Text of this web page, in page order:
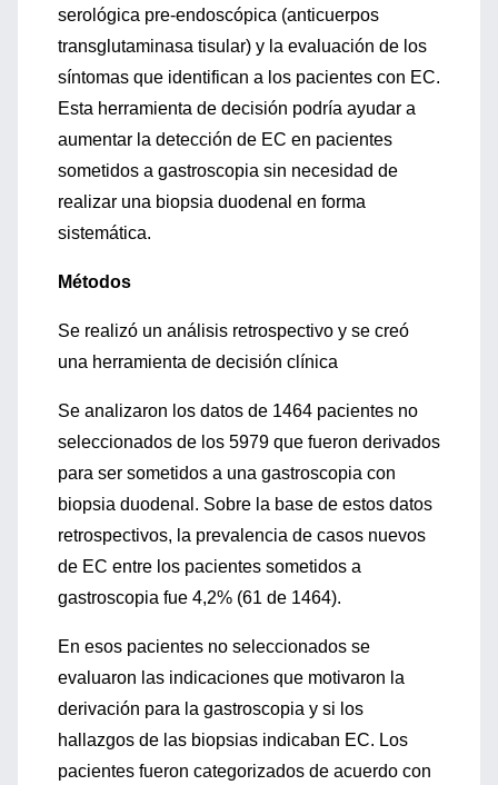
serológica pre-endoscópica (anticuerpos
transglutaminasa tisular) y la evaluación de los
síntomas que identifican a los pacientes con EC.
Esta herramienta de decisión podría ayudar a
aumentar la detección de EC en pacientes
sometidos a gastroscopia sin necesidad de
realizar una biopsia duodenal en forma
sistemática.
Métodos
Se realizó un análisis retrospectivo y se creó
una herramienta de decisión clínica
Se analizaron los datos de 1464 pacientes no
seleccionados de los 5979 que fueron derivados
para ser sometidos a una gastroscopia con
biopsia duodenal. Sobre la base de estos datos
retrospectivos, la prevalencia de casos nuevos
de EC entre los pacientes sometidos a
gastroscopia fue 4,2% (61 de 1464).
En esos pacientes no seleccionados se
evaluaron las indicaciones que motivaron la
derivación para la gastroscopia y si los
hallazgos de las biopsias indicaban EC. Los
pacientes fueron categorizados de acuerdo con